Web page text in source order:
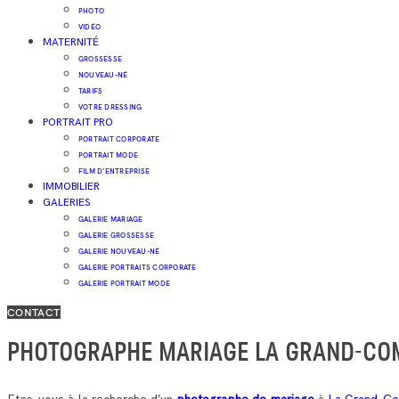
PHOTO
VIDÉO
MATERNITÉ
GROSSESSE
NOUVEAU-NÉ
TARIFS
VOTRE DRESSING
PORTRAIT PRO
PORTRAIT CORPORATE
PORTRAIT MODE
FILM D’ENTREPRISE
IMMOBILIER
GALERIES
GALERIE MARIAGE
GALERIE GROSSESSE
GALERIE NOUVEAU-NÉ
GALERIE PORTRAITS CORPORATE
GALERIE PORTRAIT MODE
CONTACT
PHOTOGRAPHE MARIAGE LA GRAND-